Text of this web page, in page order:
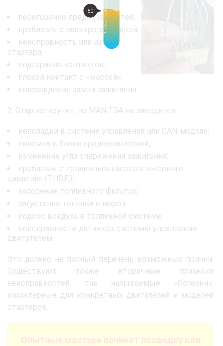
50°
перегорание предохранителей;
проблемы с электропроводкой;
неисправность или износ
стартера;
подгорание контактов;
плохой контакт с «массой»;
повреждение замка зажигания.
2. Стартер крутит, но MAN TGA не заводится:
неполадки в системе управления или CAN-модуле;
поломка в блоке предохранителей;
изменение угла опережения зажигания;
проблемы с топливным насосом высокого
давления (ТНВД);
засорение топливного фильтра;
загустение топлива в мороз;
подсос воздуха в топливной системе;
неисправности датчиков системы управления
двигателем.
Это далеко не полный перечень возможных причин.
Существуют также вторичные признаки
неисправностей, так называемые «болезни»,
характерные для конкретных двигателей и моделей
стартеров.
Опытные мастера починят проводку или